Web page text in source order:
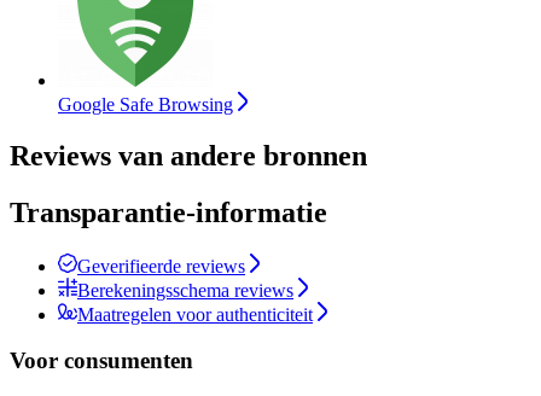
Google Safe Browsing
Reviews van andere bronnen
Transparantie-informatie
Geverifieerde reviews
Berekeningsschema reviews
Maatregelen voor authenticiteit
Voor consumenten